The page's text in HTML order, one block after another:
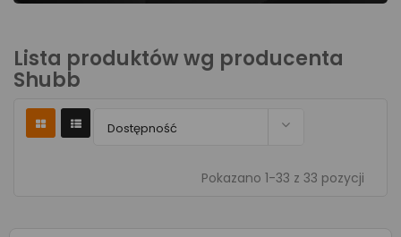
Lista produktów wg producenta
Shubb
Dostępność 
Pokazano 1-33 z 33 pozycji